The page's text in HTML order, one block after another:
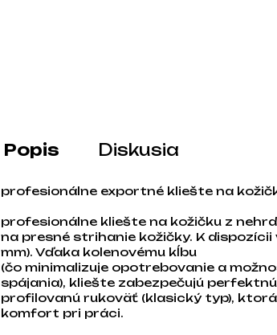
Popis Diskusia
profesionálne exportné kliešte na
profesionálne kliešte na kožičku z
na presné strihanie kožičky. K dispozícii
mm). Vďaka kolenovému kĺbu
(čo minimalizuje opotrebovanie a
spájania), kliešte zabezpečujú
profilovanú rukoväť (klasický typ),
komfort pri práci.